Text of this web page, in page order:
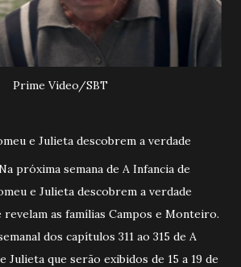
Prime Video/SBT
e Julieta descobrem a verdade
próxima semana de A Infancia de
e Julieta descobrem a verdade
as famílias Campos e Monteiro.
dos capítulos 311 ao 315 de A
Julieta que serão exibidos de 15 a 19 de